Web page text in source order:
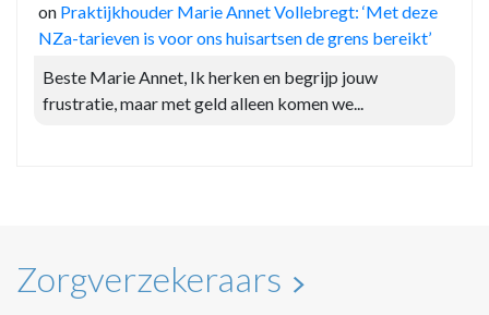
on Praktijkhouder Marie Annet Vollebregt: ‘Met deze
NZa-tarieven is voor ons huisartsen de grens bereikt’
Beste Marie Annet, Ik herken en begrijp jouw
frustratie, maar met geld alleen komen we...
Zorgverzekeraars